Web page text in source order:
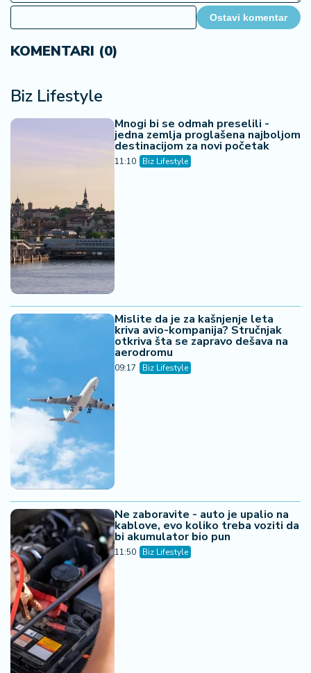
Ostavi komentar
KOMENTARI (0)
Biz Lifestyle
Mnogi bi se odmah preselili -
jedna zemlja proglašena najboljom
destinacijom za novi početak
11:10 Biz Lifestyle
Mislite da je za kašnjenje leta
kriva avio-kompanija? Stručnjak
otkriva šta se zapravo dešava na
aerodromu
09:17 Biz Lifestyle
Ne zaboravite - auto je upalio na
kablove, evo koliko treba voziti da
bi akumulator bio pun
11:50 Biz Lifestyle